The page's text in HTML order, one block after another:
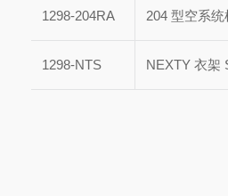
1298-204RA 204 型空系统
1298-NTS NEXTY 衣架